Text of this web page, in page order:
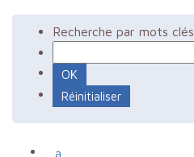
Recherche par mots clés
a